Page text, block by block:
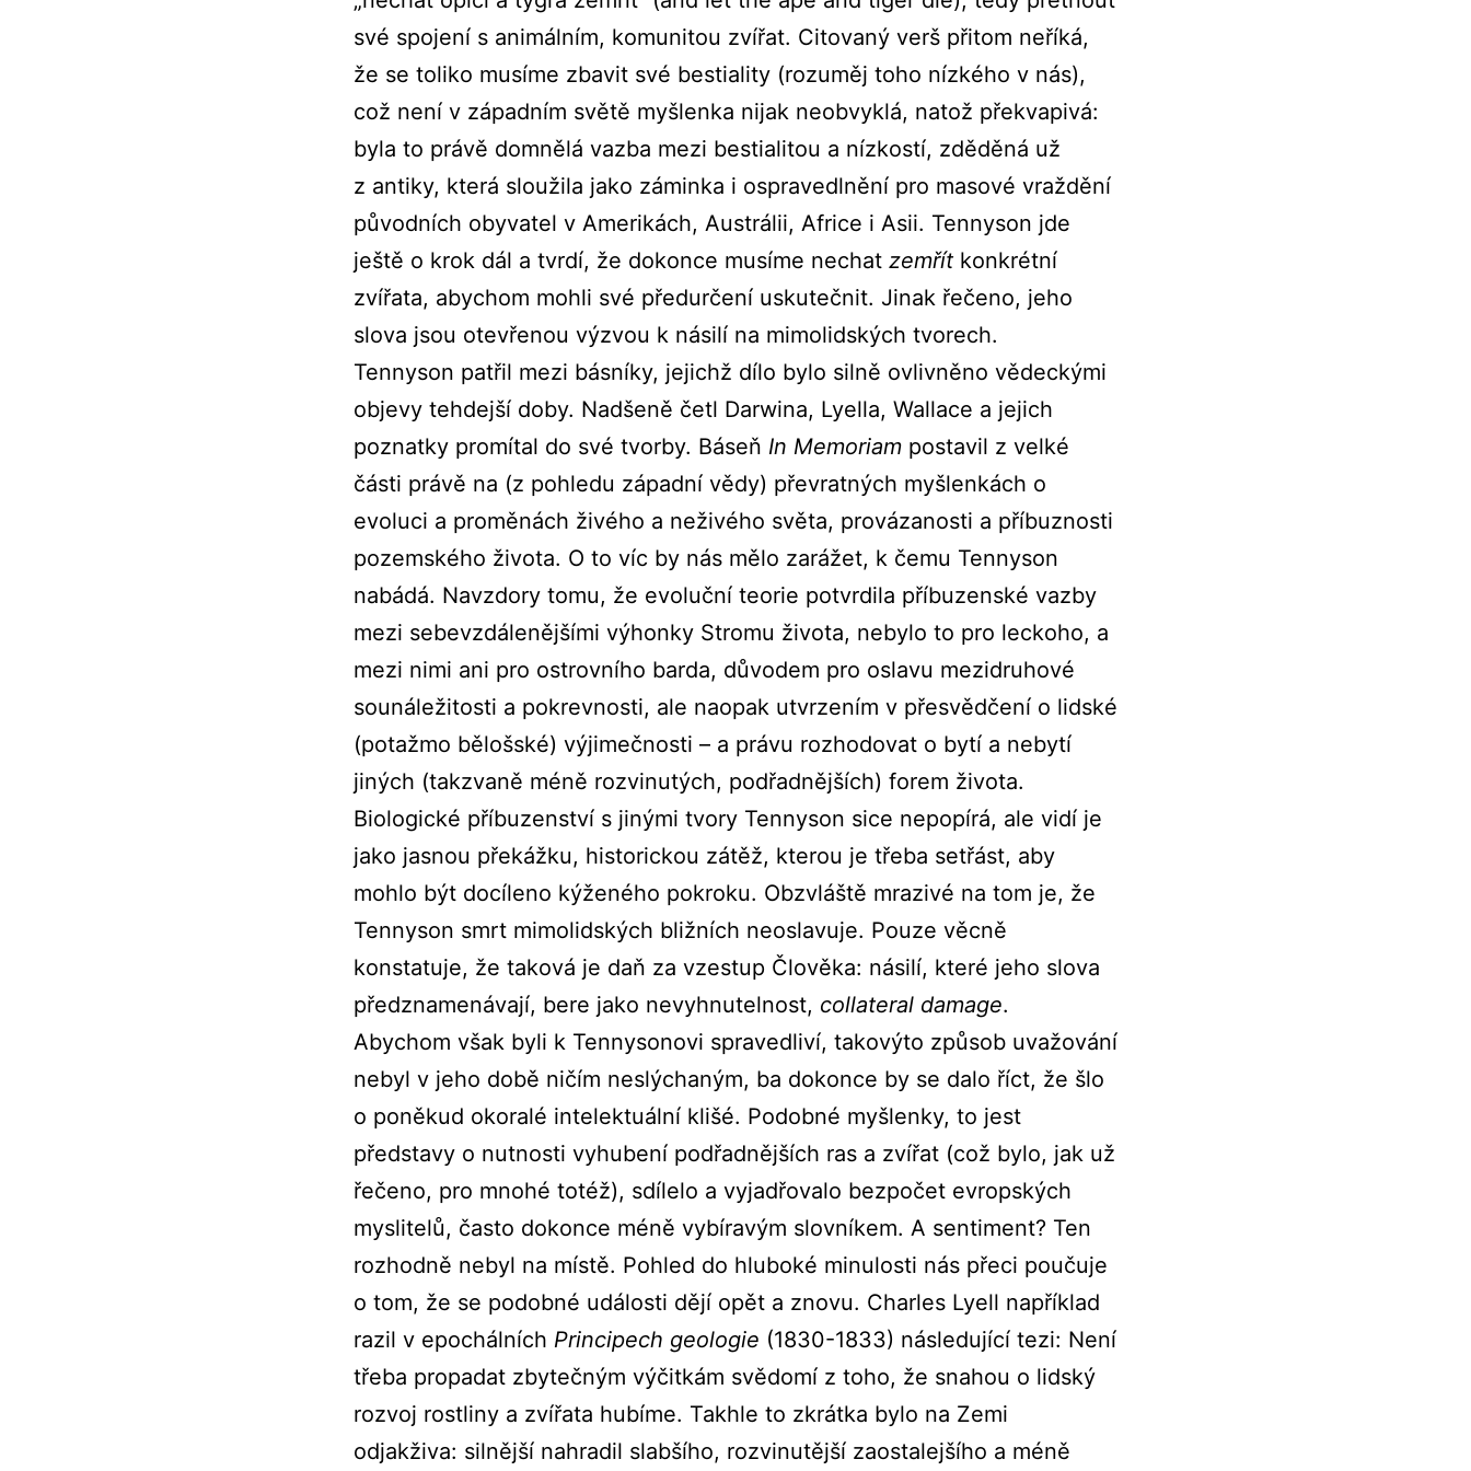
své spojení s animálním, komunitou zvířat. Citovaný verš přitom neříká,
že se toliko musíme zbavit své bestiality (rozuměj toho nízkého v nás),
což není v západním světě myšlenka nijak neobvyklá, natož překvapivá:
byla to právě domnělá vazba mezi bestialitou a nízkostí, zděděná už
z antiky, která sloužila jako záminka i ospravedlnění pro masové vraždění
původních obyvatel v Amerikách, Austrálii, Africe i Asii. Tennyson jde
ještě o krok dál a tvrdí, že dokonce musíme nechat zemřít konkrétní
zvířata, abychom mohli své předurčení uskutečnit. Jinak řečeno, jeho
slova jsou otevřenou výzvou k násilí na mimolidských tvorech.
Tennyson patřil mezi básníky, jejichž dílo bylo silně ovlivněno vědeckými
objevy tehdejší doby. Nadšeně četl Darwina, Lyella, Wallace a jejich
poznatky promítal do své tvorby. Báseň In Memoriam postavil z velké
části právě na (z pohledu západní vědy) převratných myšlenkách o
evoluci a proměnách živého a neživého světa, provázanosti a příbuznosti
pozemského života. O to víc by nás mělo zarážet, k čemu Tennyson
nabádá. Navzdory tomu, že evoluční teorie potvrdila příbuzenské vazby
mezi sebevzdálenějšími výhonky Stromu života, nebylo to pro leckoho, a
mezi nimi ani pro ostrovního barda, důvodem pro oslavu mezidruhové
sounáležitosti a pokrevnosti, ale naopak utvrzením v přesvědčení o lidské
(potažmo bělošské) výjimečnosti –⁠ a právu rozhodovat o bytí a nebytí
jiných (takzvaně méně rozvinutých, podřadnějších) forem života.
Biologické příbuzenství s jinými tvory Tennyson sice nepopírá, ale vidí je
jako jasnou překážku, historickou zátěž, kterou je třeba setřást, aby
mohlo být docíleno kýženého pokroku. Obzvláště mrazivé na tom je, že
Tennyson smrt mimolidských bližních neoslavuje. Pouze věcně
konstatuje, že taková je daň za vzestup Člověka: násilí, které jeho slova
předznamenávají, bere jako nevyhnutelnost, collateral damage.
Abychom však byli k Tennysonovi spravedliví, takovýto způsob uvažování
nebyl v jeho době ničím neslýchaným, ba dokonce by se dalo říct, že šlo
o poněkud okoralé intelektuální klišé. Podobné myšlenky, to jest
představy o nutnosti vyhubení podřadnějších ras a zvířat (což bylo, jak už
řečeno, pro mnohé totéž), sdílelo a vyjadřovalo bezpočet evropských
myslitelů, často dokonce méně vybíravým slovníkem. A sentiment? Ten
rozhodně nebyl na místě. Pohled do hluboké minulosti nás přeci poučuje
o tom, že se podobné události dějí opět a znovu. Charles Lyell například
razil v epochálních Principech geologie (1830-1833) následující tezi: Není
třeba propadat zbytečným výčitkám svědomí z toho, že snahou o lidský
rozvoj rostliny a zvířata hubíme. Takhle to zkrátka bylo na Zemi
odjakživa: silnější nahradil slabšího, rozvinutější zaostalejšího a méně